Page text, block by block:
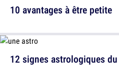
10 avantages à être petite
12 signes astrologiques